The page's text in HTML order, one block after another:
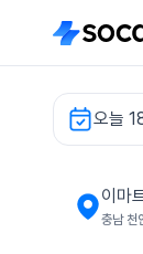
오늘
이마트 천안점 주차
이마
충남 천